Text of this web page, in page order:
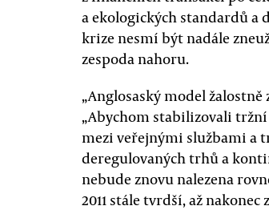
a ekologických standardů a
krize nesmí být nadále
zespoda nahoru.
„Anglosaský model
„Abychom stabilizovali
mezi veřejnými službami a
deregulovaných trhů a
nebude znovu nalezena
2011 stále tvrdší, až